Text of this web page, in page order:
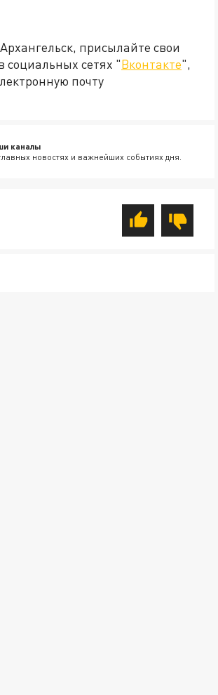
присылайте свои
сетях "Вконтакте",
почту
каналы
новостях и важнейших событиях дня.